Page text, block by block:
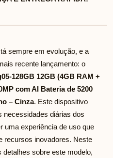
sempre em evolução, e a
recente lançamento: o
128GB 12GB (4GB RAM +
com AI Bateria de 5200
– Cinza. Este dispositivo
necessidades diárias dos
uma experiência de uso que
recursos inovadores. Neste
sobre este modelo,